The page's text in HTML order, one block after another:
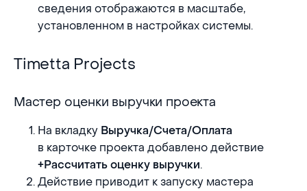
сведения отображаются в масштабе,
установленном в настройках системы.
Timetta Projects
Timetta Projects
Мастер оценки выручки проекта
Мастер оценки выручки проекта
На вкладку Выручка/Счета/Оплата
в карточке проекта добавлено действие
+Рассчитать оценку выручки.
Действие приводит к запуску мастера